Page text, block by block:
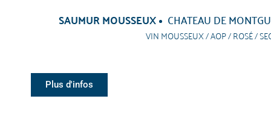
SAUMUR MOUSSEUX CHATEAU DE
VIN MOUSSEUX / AOP / ROSÉ /
Plus d'infos